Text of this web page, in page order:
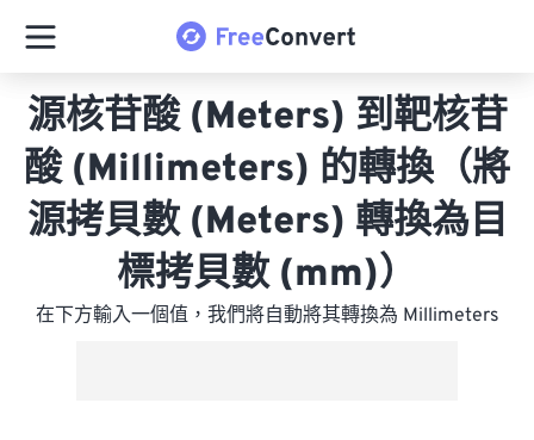
源核苷酸 (Meters) 到靶核苷
酸 (Millimeters) 的轉換（將
源拷貝數 (Meters) 轉換為目
標拷貝數 (mm)）
在下方輸入一個值，我們將自動將其轉換為 Millimeters